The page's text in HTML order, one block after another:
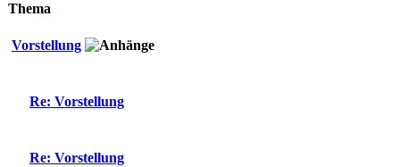
Thema
Vorstellung
Re: Vorstellung
Re: Vorstellung